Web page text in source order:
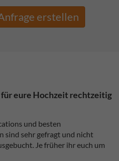
erstellen
eure Hochzeit rechtzeitig
und besten
sind sehr gefragt und nicht
Je früher ihr euch um